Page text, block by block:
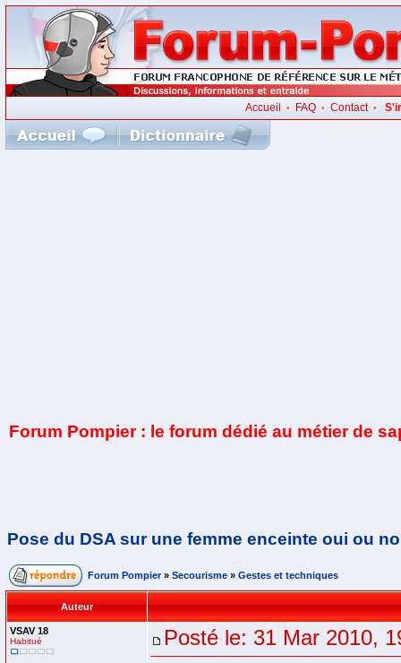
Accueil • FAQ• Contact•
Forum Pompier : le forum dédié au métier de
Pose du DSA sur une femme enceinte oui ou
Forum Pompier » Secourisme » Gestes et techniques
Auteur
VSAV 18
Habitué Posté le: 31 Mar 2010,